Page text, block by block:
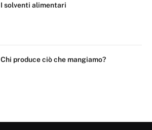
I solventi alimentari
Chi produce ciò che mangiamo?